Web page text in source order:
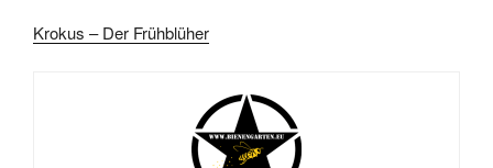
Krokus – Der Frühblüher